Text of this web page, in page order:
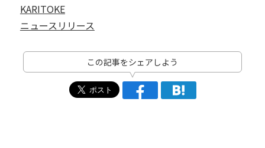
KARITOKE
ニュースリリース
この記事をシェアしよう